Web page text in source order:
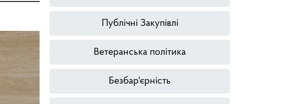
Публічні Закупівлі
Ветеранська політика
Безбар'єрність